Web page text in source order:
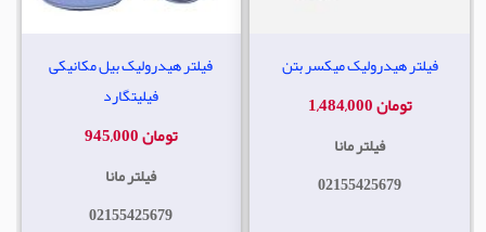
فیلتر هیدرولیک بیل مکانیکی
فیلیتگارد
945,000 تومان
فیلتر مانا
02155425679
فیلتر هیدرولیک میکسر بتن
1,484,000 تومان
فیلتر مانا
02155425679